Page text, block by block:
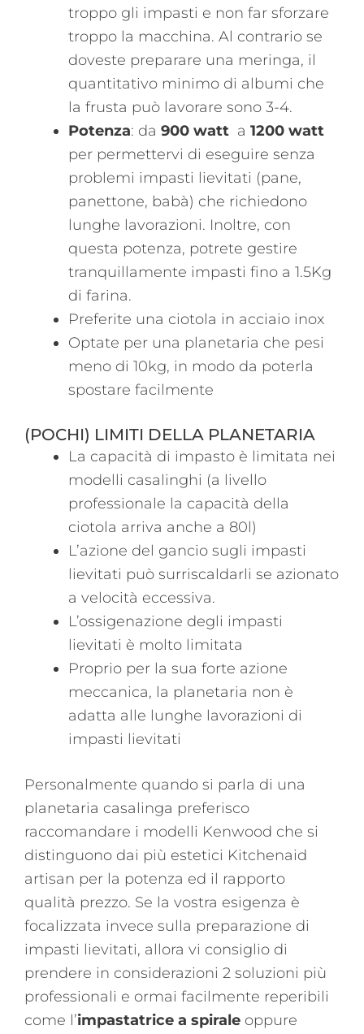
troppo gli impasti e non far sforzare
troppo la macchina. Al contrario se
doveste preparare una meringa, il
quantitativo minimo di albumi che
la frusta può lavorare sono 3-4.
Potenza: da 900 watt a 1200 watt
per permettervi di eseguire senza
problemi impasti lievitati (pane,
panettone, babà) che richiedono
lunghe lavorazioni. Inoltre, con
questa potenza, potrete gestire
tranquillamente impasti fino a 1.5Kg
di farina.
Preferite una ciotola in acciaio inox
Optate per una planetaria che pesi
meno di 10kg, in modo da poterla
spostare facilmente
(POCHI) LIMITI DELLA PLANETARIA
La capacità di impasto è limitata nei
modelli casalinghi (a livello
professionale la capacità della
ciotola arriva anche a 80l)
L’azione del gancio sugli impasti
lievitati può surriscaldarli se azionato
a velocità eccessiva.
L’ossigenazione degli impasti
lievitati è molto limitata
Proprio per la sua forte azione
meccanica, la planetaria non è
adatta alle lunghe lavorazioni di
impasti lievitati
Personalmente quando si parla di una
planetaria casalinga preferisco
raccomandare i modelli Kenwood che si
distinguono dai più estetici Kitchenaid
artisan per la potenza ed il rapporto
qualità prezzo. Se la vostra esigenza è
focalizzata invece sulla preparazione di
impasti lievitati, allora vi consiglio di
prendere in considerazioni 2 soluzioni più
professionali e ormai facilmente reperibili
come l’impastatrice a spirale oppure